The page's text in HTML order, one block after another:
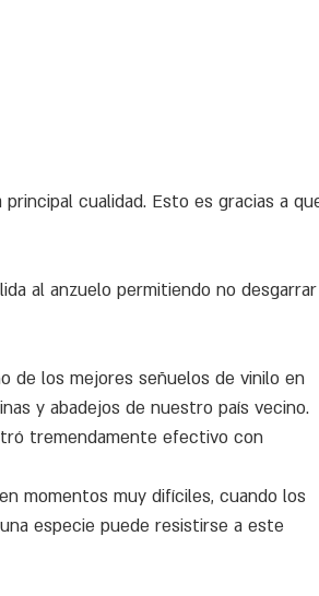
cualidad. Esto es gracias a
al anzuelo permitiendo no
de los mejores señuelos de vinilo en
y abadejos de nuestro país vecino.
tremendamente efectivo con
momentos muy difíciles, cuando los
especie puede resistirse a este